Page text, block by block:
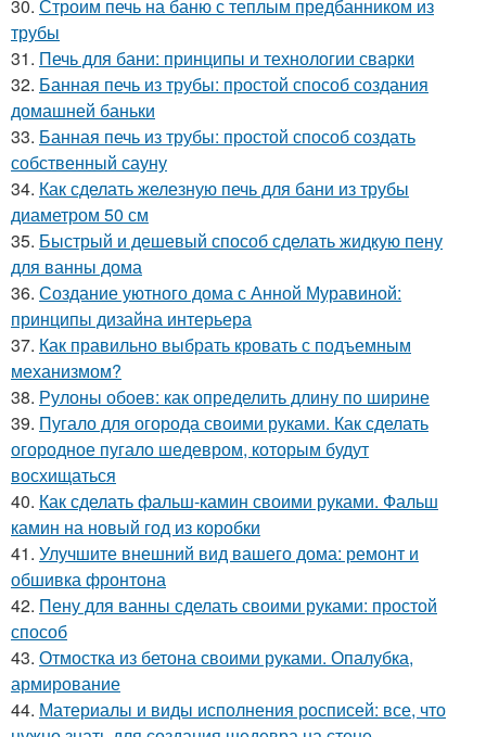
30. Строим печь на баню с теплым предбанником из
трубы
31. Печь для бани: принципы и технологии сварки
32. Банная печь из трубы: простой способ создания
домашней баньки
33. Банная печь из трубы: простой способ создать
собственный сауну
34. Как сделать железную печь для бани из трубы
диаметром 50 см
35. Быстрый и дешевый способ сделать жидкую пену
для ванны дома
36. Создание уютного дома с Анной Муравиной:
принципы дизайна интерьера
37. Как правильно выбрать кровать с подъемным
механизмом?
38. Рулоны обоев: как определить длину по ширине
39. Пугало для огорода своими руками. Как сделать
огородное пугало шедевром, которым будут
восхищаться
40. Как сделать фальш-камин своими руками. Фальш
камин на новый год из коробки
41. Улучшите внешний вид вашего дома: ремонт и
обшивка фронтона
42. Пену для ванны сделать своими руками: простой
способ
43. Отмостка из бетона своими руками. Опалубка,
армирование
44. Материалы и виды исполнения росписей: все, что